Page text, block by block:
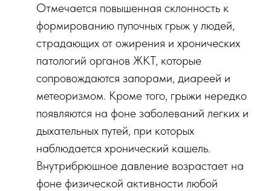
Отмечается повышенная склонность к
формированию пупочных грыж у людей,
страдающих от ожирения и хронических
патологий органов ЖКТ, которые
сопровождаются запорами, диареей и
метеоризмом. Кроме того, грыжи нередко
появляются на фоне заболеваний легких и
дыхательных путей, при которых
наблюдается хронический кашель.
Внутрибрюшное давление возрастает на
фоне физической активности любой